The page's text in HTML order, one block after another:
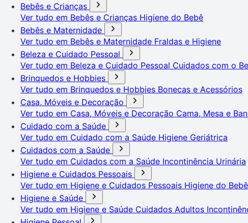
Bebês e Crianças
Ver tudo em Bebês e Crianças Higiene do Bebê
Bebês e Maternidade
Ver tudo em Bebês e Maternidade Fraldas e Higiene
Beleza e Cuidado Pessoal
Ver tudo em Beleza e Cuidado Pessoal Cuidados com o
Brinquedos e Hobbies
Ver tudo em Brinquedos e Hobbies Bonecas e Acessórios
Casa, Móveis e Decoração
Ver tudo em Casa, Móveis e Decoração Cama, Mesa e
Cuidado com a Saúde
Ver tudo em Cuidado com a Saúde Higiene Geriátrica
Cuidados com a Saúde
Ver tudo em Cuidados com a Saúde Incontinência Urinária
Higiene e Cuidados Pessoais
Ver tudo em Higiene e Cuidados Pessoais Higiene do Bebê
Higiene e Saúde
Ver tudo em Higiene e Saúde Cuidados Adultos